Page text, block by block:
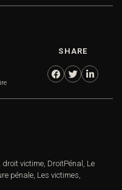
SHARE
droit victime, DroitPénal , Le
pénale, Les victimes,